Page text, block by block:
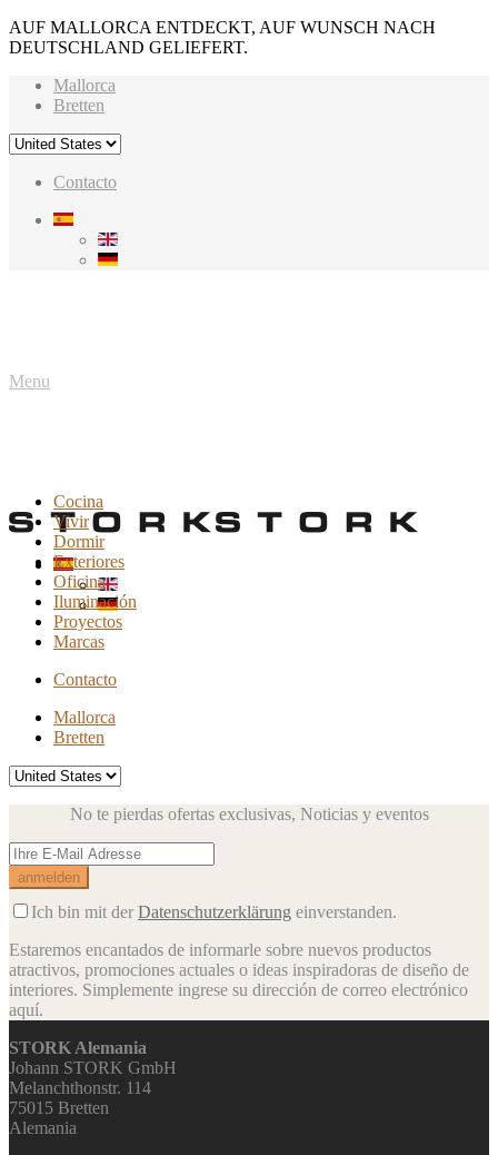
AUF MALLORCA ENTDECKT, AUF WUNSCH NACH
DEUTSCHLAND GELIEFERT.
Mallorca
Bretten
Contacto
Menu
Cocina
Vivir
Dormir
Exteriores
Oficina
Iluminación
Proyectos
Marcas
Contacto
Mallorca
Bretten
No te pierdas ofertas exclusivas, Noticias y eventos
Ich bin mit der Datenschutzerklärung einverstanden.
Estaremos encantados de informarle sobre nuevos productos
atractivos, promociones actuales o ideas inspiradoras de diseño de
interiores. Simplemente ingrese su dirección de correo electrónico
aquí.
STORK Alemania
Johann STORK GmbH
Melanchthonstr. 114
75015 Bretten
Alemania